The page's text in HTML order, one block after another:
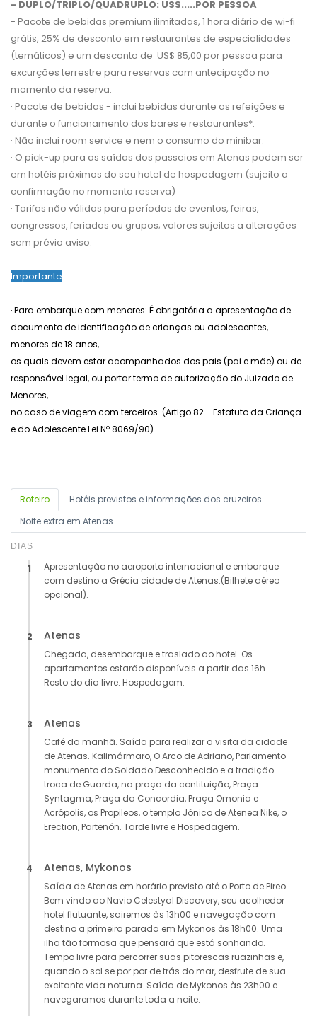
Roteiro
Hotéis previstos e informações dos cruzeiros
Noite extra em Atenas
DIAS
1
Apresentação no aeroporto internacional e embarque
com destino a Grécia cidade de Atenas.(Bilhete aéreo
opcional).
2 Atenas
Chegada, desembarque e traslado ao hotel. Os
apartamentos estarão disponíveis a partir das 16h.
Resto do dia livre. Hospedagem.
3 Atenas
Café da manhã. Saída para realizar a visita da cidade
de Atenas. Kalimármaro, O Arco de Adriano, Parlamento-
monumento do Soldado Desconhecido e a tradição
troca de Guarda, na praça da contituição, Praça
Syntagma, Praça da Concordia, Praça Omonia e
Acrópolis, os Propileos, o templo Jónico de Atenea Nike, o
Erection, Partenón. Tarde livre e Hospedagem.
4 Atenas, Mykonos
Saída de Atenas em horário previsto até o Porto de Pireo.
Bem vindo ao Navio Celestyal Discovery, seu acolhedor
hotel flutuante, sairemos às 13h00 e navegação com
destino a primeira parada em Mykonos às 18h00. Uma
ilha tão formosa que pensará que está sonhando.
Tempo livre para percorrer suas pitorescas ruazinhas e,
quando o sol se por por de trás do mar, desfrute de sua
excitante vida noturna. Saída de Mykonos às 23h00 e
navegaremos durante toda a noite.
- DUPLO/TRIPLO/QUADRUPLO: US$.....POR PESSOA
- Pacote de bebidas premium ilimitadas, 1 hora diário de wi-fi
grátis, 25% de desconto em restaurantes de especialidades
(temáticos) e um desconto de US$ 85,00 por pessoa para
excurções terrestre para reservas com antecipação no
momento da reserva.
· Pacote de bebidas - inclui bebidas durante as refeições e
durante o funcionamento dos bares e restaurantes*.
· Não inclui room service e nem o consumo do minibar.
· O pick-up para as saídas dos passeios em Atenas podem ser
em hotéis próximos do seu hotel de hospedagem (sujeito a
confirmação no momento reserva)
· Tarifas não válidas para períodos de eventos, feiras,
congressos, feriados ou grupos; valores sujeitos a alterações
sem prévio aviso.
Importante
· Para embarque com menores: É obrigatória a apresentação de
documento de identificação de crianças ou adolescentes,
menores de 18 anos,
os quais devem estar acompanhados dos pais (pai e mãe) ou de
responsável legal, ou portar termo de autorização do Juizado de
Menores,
no caso de viagem com terceiros. (Artigo 82 - Estatuto da Criança
e do Adolescente Lei Nº 8069/90).